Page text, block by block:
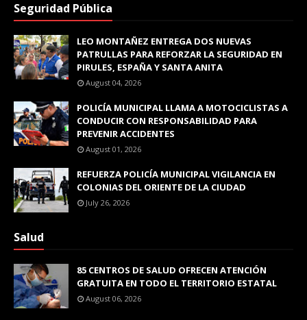
Seguridad Pública
LEO MONTAÑEZ ENTREGA DOS NUEVAS
PATRULLAS PARA REFORZAR LA SEGURIDAD EN
PIRULES, ESPAÑA Y SANTA ANITA
August 04, 2026
POLICÍA MUNICIPAL LLAMA A MOTOCICLISTAS A
CONDUCIR CON RESPONSABILIDAD PARA
PREVENIR ACCIDENTES
August 01, 2026
REFUERZA POLICÍA MUNICIPAL VIGILANCIA EN
COLONIAS DEL ORIENTE DE LA CIUDAD
July 26, 2026
Salud
85 CENTROS DE SALUD OFRECEN ATENCIÓN
GRATUITA EN TODO EL TERRITORIO ESTATAL
August 06, 2026